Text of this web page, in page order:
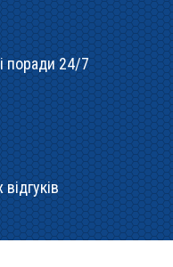
поради 24/7